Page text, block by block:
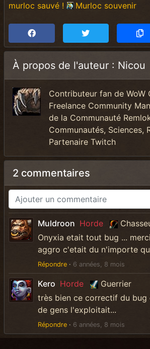
murloc sauvé !
Murloc souvenir
À propos de l'auteur : Nicou
Contributeur fan de WoW
Freelance Community
de la Communauté
Communautés, Sciences,
Partenaire Twitch
2 commentaires
Muldroon Horde
Onyxia etait tout bug ...
aggro c'etait du n'importe
Répondre · 6 années, 8 mois
Kero Horde
Guerrier
très bien ce correctif du bug
de gens l'exploitait...
Répondre · 6 années, 8 mois